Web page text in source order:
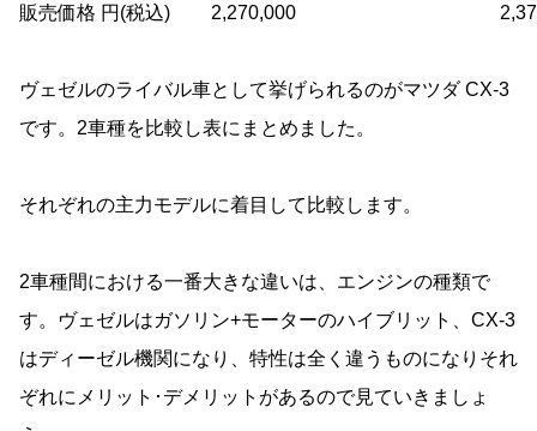
販売価格 円(税込)
2,270,000
ヴェゼルのライバル車として挙げられるのがマツダ CX-3
です。2車種を比較し表にまとめました。
それぞれの主力モデルに着目して比較します。
2車種間における一番大きな違いは、エンジンの種類で
す。ヴェゼルはガソリン+モーターのハイブリット、CX-3
はディーゼル機関になり、特性は全く違うものになりそれ
ぞれにメリット･デメリットがあるので見ていきましょ